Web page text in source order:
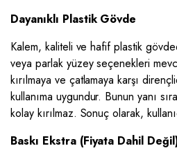
Dayanıklı Plastik Gövde
Kalem, kaliteli ve hafif plastik
veya parlak yüzey seçenekleri
kırılmaya ve çatlamaya karşı
kullanıma uygundur. Bunun yanı
kolay kırılmaz. Sonuç olarak,
Baskı Ekstra (Fiyata Dahil